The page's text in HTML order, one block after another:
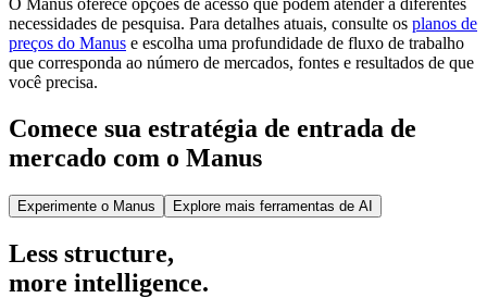
necessidades de pesquisa. Para detalhes atuais, consulte os planos de
preços do Manus e escolha uma profundidade de fluxo de trabalho
que corresponda ao número de mercados, fontes e resultados de que
você precisa.
Comece sua estratégia de entrada de
mercado com o Manus
Experimente o Manus Explore mais ferramentas de AI
Less structure,
more intelligence.